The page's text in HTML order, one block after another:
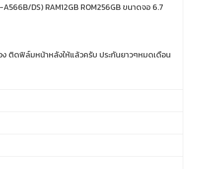
DS) RAM12GB ROM256GB ขนาดจอ 6.7
ติดฟิล์มหน้าหลังให้แล้วครับ ประกันยาวๆหมดเดือน